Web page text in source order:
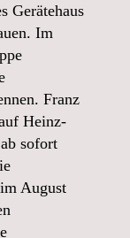
Gerätehaus
Im
Franz
Heinz-
sofort
August